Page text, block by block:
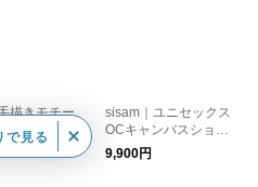
描きモチー
るピアス・イ
手仕事】
/ テガキリン
sisam｜ユニセックス
OCキャンバスショル
ダーバッグ【ギフトお
すすめ】【オーガニッ
9,900円
で見る